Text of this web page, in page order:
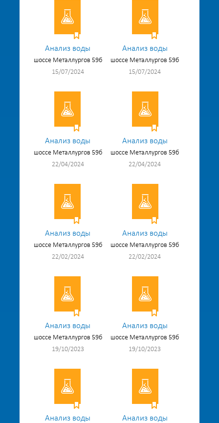
Анализ воды
шоссе Металлургов 59б
15/07/2024
Анализ воды
шоссе Металлургов 59б
15/07/2024
Анализ воды
шоссе Металлургов 59б
22/04/2024
Анализ воды
шоссе Металлургов 59б
22/04/2024
Анализ воды
шоссе Металлургов 59б
22/02/2024
Анализ воды
шоссе Металлургов 59б
22/02/2024
Анализ воды
шоссе Металлургов 59б
19/10/2023
Анализ воды
шоссе Металлургов 59б
19/10/2023
Анализ воды Анализ воды